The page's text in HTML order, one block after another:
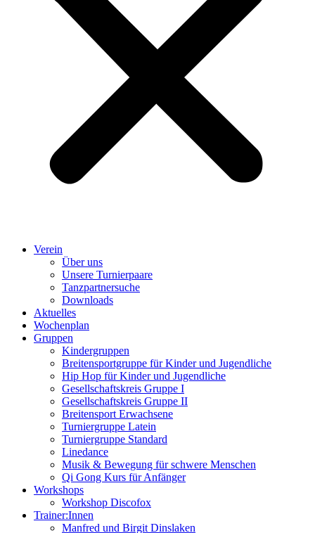
Verein
Über uns
Unsere Turnierpaare
Tanzpartnersuche
Downloads
Aktuelles
Wochenplan
Gruppen
Kindergruppen
Breitensportgruppe für Kinder und Jugendliche
Hip Hop für Kinder und Jugendliche​
Gesellschaftskreis Gruppe I
Gesellschaftskreis Gruppe II
Breitensport Erwachsene
Turniergruppe Latein
Turniergruppe Standard
Linedance
Musik & Bewegung für schwere Menschen​
Qi Gong Kurs für Anfänger
Workshops
Workshop Discofox
Trainer:Innen
Manfred und Birgit Dinslaken